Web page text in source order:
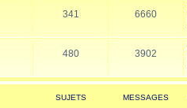
341 6660
480 3902
SUJETS MESSAGES